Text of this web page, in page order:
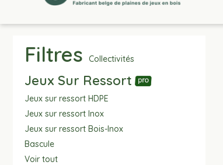
Filtres Collectivités
Jeux Sur Ressort
Jeux sur ressort HDPE
Jeux sur ressort Inox
Jeux sur ressort Bois-Inox
Bascule
Voir tout